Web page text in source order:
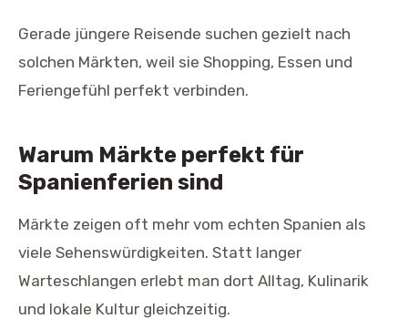
Gerade jüngere Reisende suchen gezielt nach
solchen Märkten, weil sie Shopping, Essen und
Feriengefühl perfekt verbinden.
Warum Märkte perfekt für
Spanienferien sind
Märkte zeigen oft mehr vom echten Spanien als
viele Sehenswürdigkeiten. Statt langer
Warteschlangen erlebt man dort Alltag, Kulinarik
und lokale Kultur gleichzeitig.